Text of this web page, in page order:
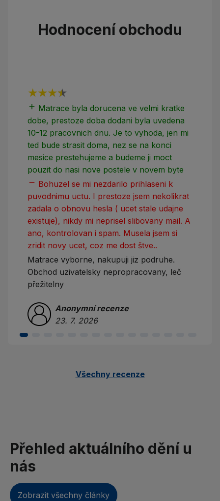
Hodnocení obchodu
add Matrace byla dorucena ve velmi kratke
dobe, prestoze doba dodani byla uvedena
10-12 pracovnich dnu. Je to vyhoda, jen mi
ted bude strasit doma, nez se na konci
mesice prestehujeme a budeme ji moct
pouzit do nasi nove postele v novem byte
remove Bohuzel se mi nezdarilo prihlaseni k
puvodnimu uctu. I prestoze jsem nekolikrat
zadala o obnovu hesla ( ucet stale udajne
existuje), nikdy mi neprisel slibovany mail. A
ano, kontrolovan i spam. Musela jsem si
zridit novy ucet, coz me dost štve..
Matrace vyborne, nakupuji jiz podruhe.
Obchod uzivatelsky nepropracovany, leč
přežitelny
Anonymní recenze
23. 7. 2026
Všechny recenze
Přehled aktuálního dění u
nás
Zobrazit všechny články